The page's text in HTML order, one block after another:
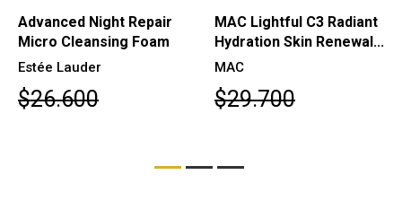
Advanced Night Repair
Micro Cleansing Foam
Estée Lauder
$26.600
MAC Lightful C3 Radiant
Hydration Skin Renewal...
MAC
$29.700